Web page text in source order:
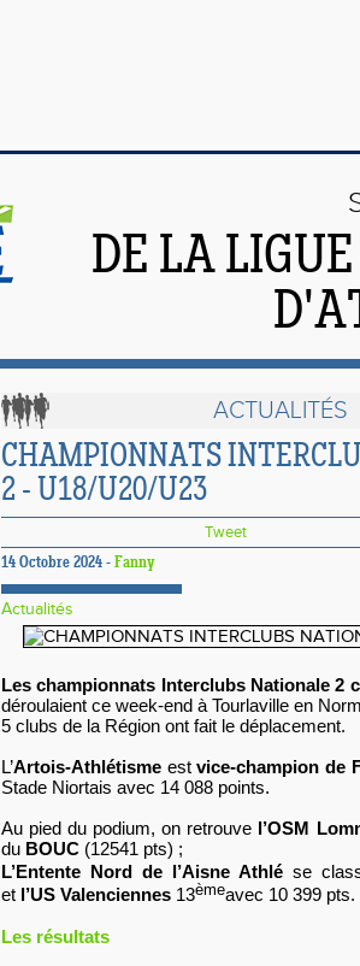
DE LA
ACTUALITÉS
CHAMPIONNATS
2 - U18/U20/U23
Tweet
14 Octobre 2024 - Fanny
Actualités
Les championnats Interclubs Nationale 2
déroulaient ce week-end à Tourlaville en
5 clubs de la Région ont fait le déplacement.
L’Artois-Athlétisme estvice-champion de
Stade Niortais avec 14 088 points.
Au pied du podium, on retrouve l’OSM
du BOUC (12541 pts) ;
L’Entente Nord de l’Aisne Athlé se
et l’US Valenciennes 13èmeavec 10 399 pts.
Les résultats